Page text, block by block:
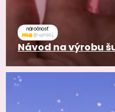
náročnosť
Návod na výrobu